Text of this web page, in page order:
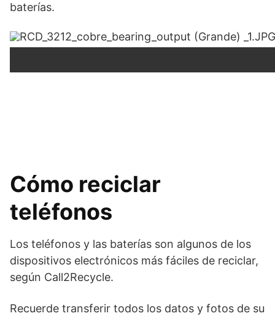
baterías.
Cómo reciclar
teléfonos
Los teléfonos y las baterías son algunos de los
dispositivos electrónicos más fáciles de reciclar,
según Call2Recycle.
Recuerde transferir todos los datos y fotos de su